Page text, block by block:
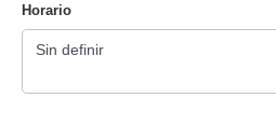
Horario